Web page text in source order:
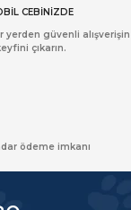
CEBİNİZDE
yerden güvenli alışverişin
çıkarın.
ödeme imkanı